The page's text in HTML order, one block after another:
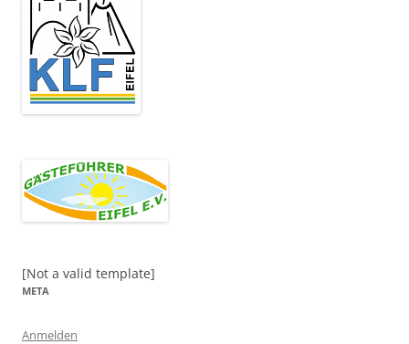
[Not a valid template]
META
Anmelden